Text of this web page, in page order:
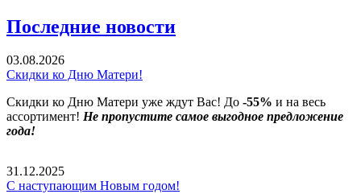
Последние новости
03.08.2026
Скидки ко Дню Матери!
Скидки ко Дню Матери уже ждут Вас! До -55% и на весь
ассортимент! Не пропустите самое выгодное предложение
года!
31.12.2025
С наступающим Новым годом!